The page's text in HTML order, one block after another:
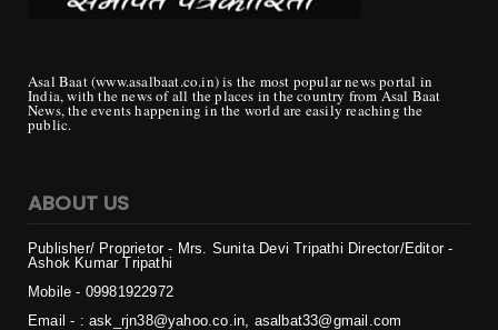
Asal Baat (www.asalbaat.co.in) is the most popular news portal in
ABOUT US
Ashok Kumar Tripathi
Email - : ask_rjn38@yahoo.co.in, asalbat33@gmail.com
Office - : block 7, F1 c, Room No. 301, Sector 27, Housing Board
Colony, Naya Raipur, Chhattisgarh 492009